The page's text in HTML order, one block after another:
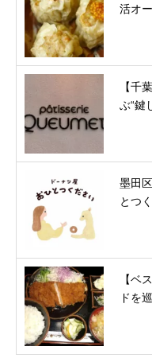
活オ
【千
ぶ“鍵
墨田
とつ
【ベ
ドを